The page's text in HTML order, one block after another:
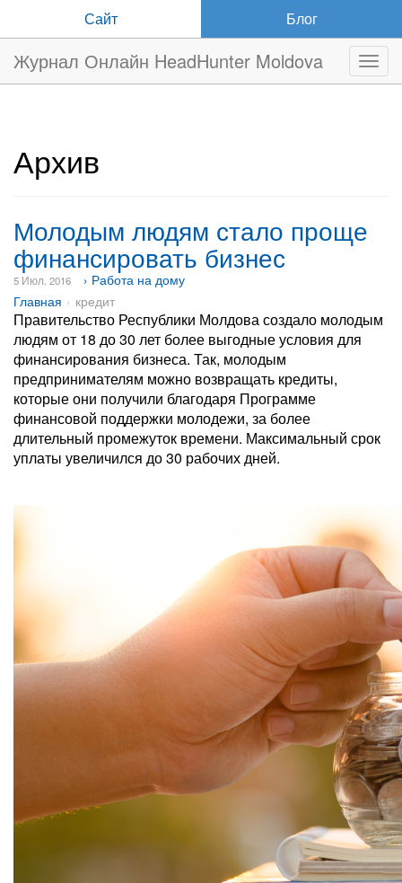
Сайт Блог
Журнал Онлайн HeadHunter Moldova
Архив
Молодым людям стало проще
финансировать бизнес
5 Июл. 2016
› Работа на дому
Главная
кредит
Правительство Республики Молдова создало молодым
людям от 18 до 30 лет более выгодные условия для
финансирования бизнеса. Так, молодым
предпринимателям можно возвращать кредиты,
которые они получили благодаря Программе
финансовой поддержки молодежи, за более
длительный промежуток времени. Максимальный срок
уплаты увеличился до 30 рабочих дней.